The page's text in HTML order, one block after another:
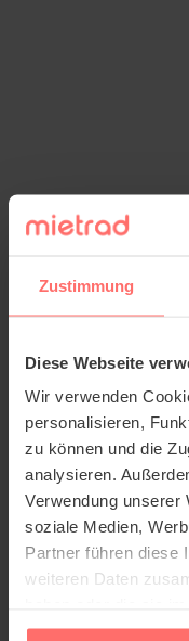
Zustimmung
Diese Webseite
Wir verwenden
personalisieren,
zu können und die
analysieren.
Verwendung unserer
soziale Medien,
Partner führen diese
weiteren Daten
gesammelt haben.